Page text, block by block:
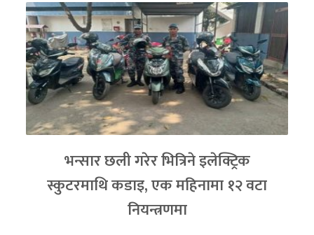
भन्सार छली गरेर भित्रिने इलेक्ट्रिक
स्कुटरमाथि कडाइ, एक महिनामा १२ वटा
नियन्त्रणमा